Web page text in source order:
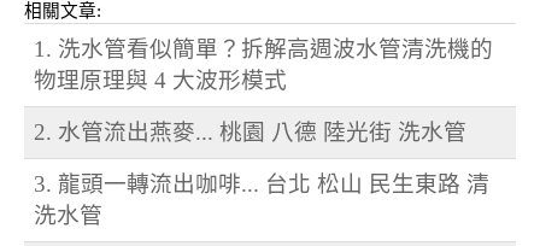
相關文章:
1. 洗水管看似簡單？拆解高週波水管清洗機的
物理原理與 4 大波形模式
2. 水管流出燕麥... 桃園 八德 陸光街 洗水管
3. 龍頭一轉流出咖啡... 台北 松山 民生東路 清
洗水管